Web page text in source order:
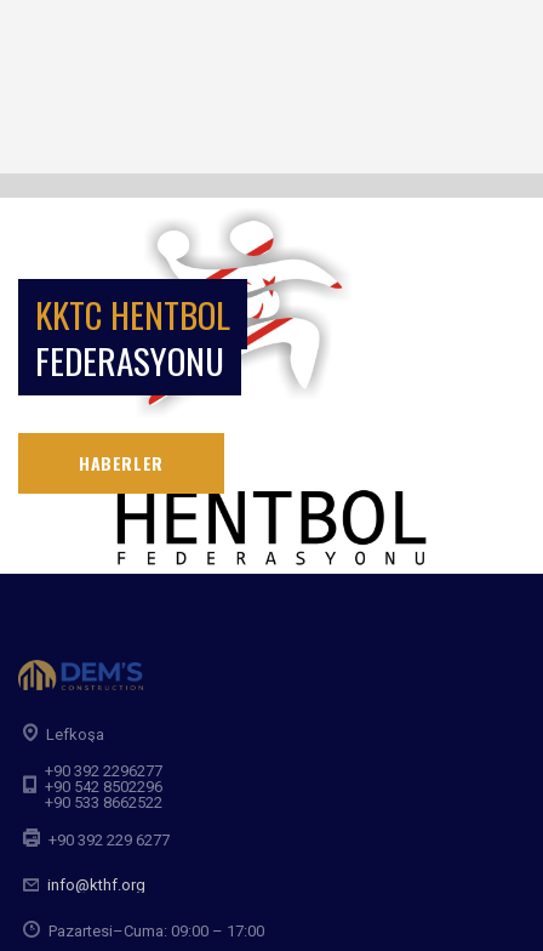
KKTC HENTBOL
FEDERASYONU
HABERLER
Lefkoşa
+90 392 2296277
+90 542 8502296
+90 533 8662522
+90 392 229 6277
info@kthf.org
Pazartesi–Cuma: 09:00 – 17:00